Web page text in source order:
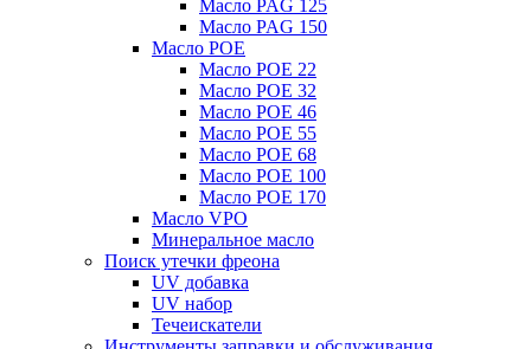
Масло PAG 125
Масло PAG 150
Масло POE
Масло POE 22
Масло POE 32
Масло POE 46
Масло POE 55
Масло POE 68
Масло POE 100
Масло POE 170
Масло VPO
Минеральное масло
Поиск утечки фреона
UV добавка
UV набор
Течеискатели